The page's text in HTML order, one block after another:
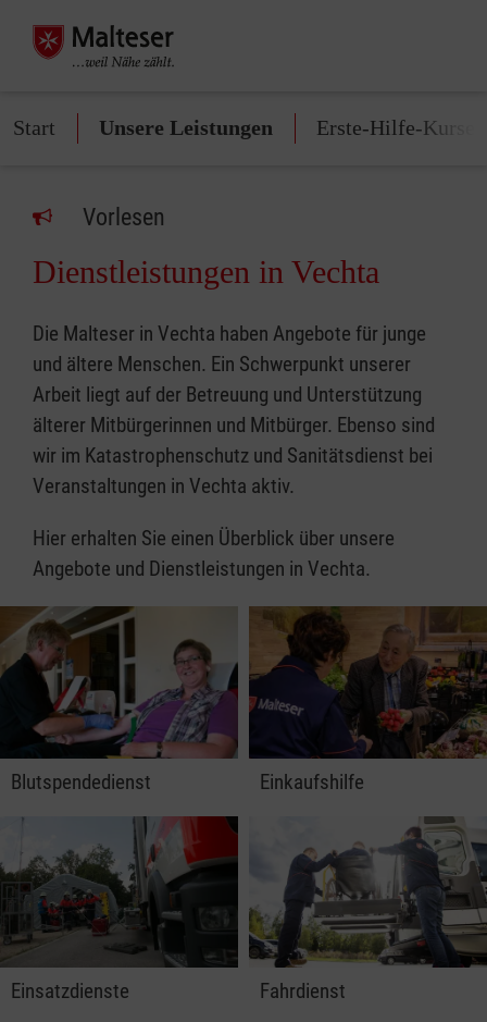
Start Unsere Leistungen Erste-Hilfe-Kurse
Vorlesen
Dienstleistungen in Vechta
Die Malteser in Vechta haben Angebote für junge
und ältere Menschen. Ein Schwerpunkt unserer
Arbeit liegt auf der Betreuung und Unterstützung
älterer Mitbürgerinnen und Mitbürger. Ebenso sind
wir im Katastrophenschutz und Sanitätsdienst bei
Veranstaltungen in Vechta aktiv.
Hier erhalten Sie einen Überblick über unsere
Angebote und Dienstleistungen in Vechta.
Blutspendedienst Einkaufshilfe
Einsatzdienste Fahrdienst